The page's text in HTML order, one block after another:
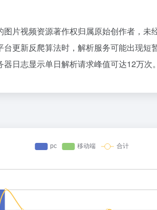
片视频资源著作权归属原始创作者，
更新反爬算法时，解析服务可能出现
日志显示单日解析请求峰值可达12万次。